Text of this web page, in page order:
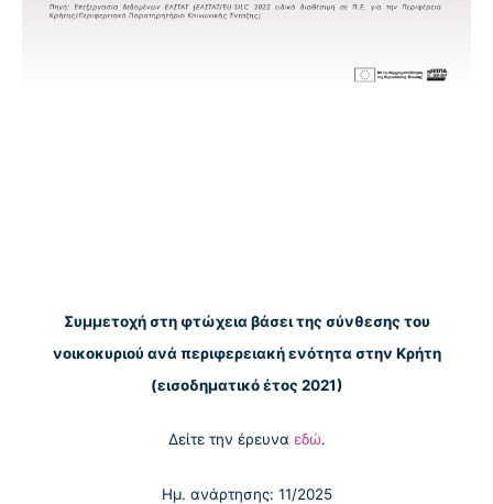
Συμμετοχή στη φτώχεια βάσει της σύνθεσης του
νοικοκυριού ανά περιφερειακή ενότητα στην Κρήτη
(εισοδηματικό έτος 2021)
Δείτε την έρευνα εδώ.
Ημ. ανάρτησης: 11/2025